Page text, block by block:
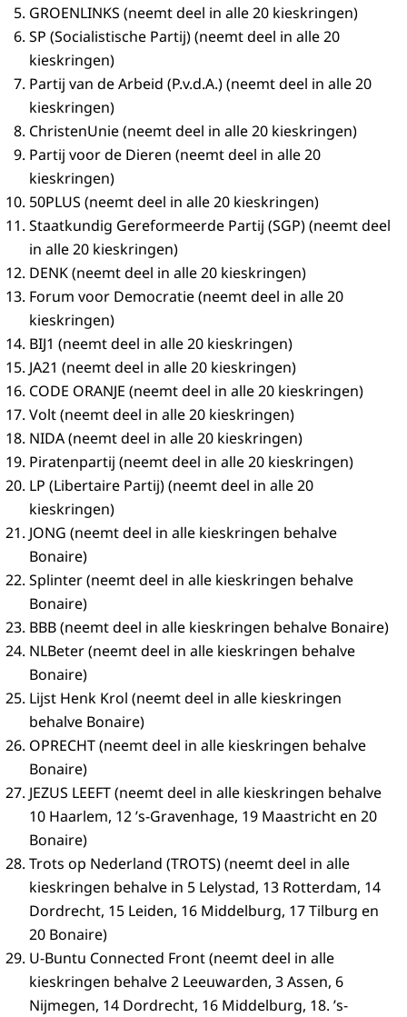
GROENLINKS (neemt deel in alle 20 kieskringen)
SP (Socialistische Partij) (neemt deel in alle 20
kieskringen)
Partij van de Arbeid (P.v.d.A.) (neemt deel in alle 20
kieskringen)
ChristenUnie (neemt deel in alle 20 kieskringen)
Partij voor de Dieren (neemt deel in alle 20
kieskringen)
50PLUS (neemt deel in alle 20 kieskringen)
Staatkundig Gereformeerde Partij (SGP) (neemt deel
in alle 20 kieskringen)
DENK (neemt deel in alle 20 kieskringen)
Forum voor Democratie (neemt deel in alle 20
kieskringen)
BIJ1 (neemt deel in alle 20 kieskringen)
JA21 (neemt deel in alle 20 kieskringen)
CODE ORANJE (neemt deel in alle 20 kieskringen)
Volt (neemt deel in alle 20 kieskringen)
NIDA (neemt deel in alle 20 kieskringen)
Piratenpartij (neemt deel in alle 20 kieskringen)
LP (Libertaire Partij) (neemt deel in alle 20
kieskringen)
JONG (neemt deel in alle kieskringen behalve
Bonaire)
Splinter (neemt deel in alle kieskringen behalve
Bonaire)
BBB (neemt deel in alle kieskringen behalve Bonaire)
NLBeter (neemt deel in alle kieskringen behalve
Bonaire)
Lijst Henk Krol (neemt deel in alle kieskringen
behalve Bonaire)
OPRECHT (neemt deel in alle kieskringen behalve
Bonaire)
JEZUS LEEFT (neemt deel in alle kieskringen behalve
10 Haarlem, 12 ’s-Gravenhage, 19 Maastricht en 20
Bonaire)
Trots op Nederland (TROTS) (neemt deel in alle
kieskringen behalve in 5 Lelystad, 13 Rotterdam, 14
Dordrecht, 15 Leiden, 16 Middelburg, 17 Tilburg en
20 Bonaire)
U-Buntu Connected Front (neemt deel in alle
kieskringen behalve 2 Leeuwarden, 3 Assen, 6
Nijmegen, 14 Dordrecht, 16 Middelburg, 18. ’s-